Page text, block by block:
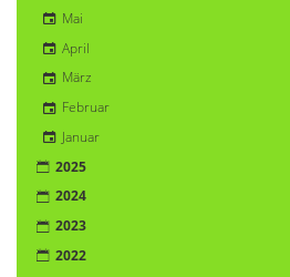
Mai
April
März
Februar
Januar
2025
2024
2023
2022